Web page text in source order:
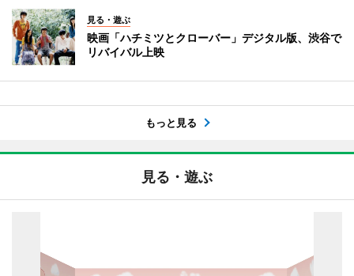
見る・遊ぶ
映画「ハチミツとクローバー」デジタル版、渋谷で
リバイバル上映
もっと見る
見る・遊ぶ